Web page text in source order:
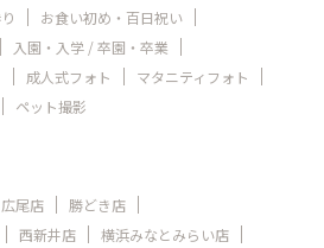
お食い初め・百日祝い
入園・入学 / 卒園・卒業
成人式フォト
マタニティフォト
ペット撮影
広尾店
勝どき店
西新井店
横浜みなとみらい店